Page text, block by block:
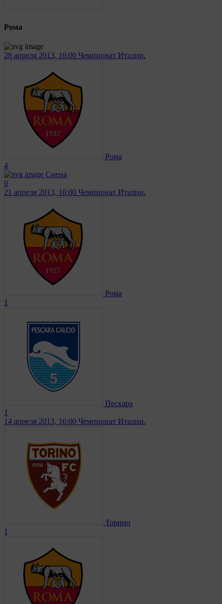
Рома
28 апреля 2013, 16:00 Чемпионат Италии.
Рома
4
Сиена
0
21 апреля 2013, 16:00 Чемпионат Италии.
Рома
1
Пескара
1
14 апреля 2013, 16:00 Чемпионат Италии.
Торино
1